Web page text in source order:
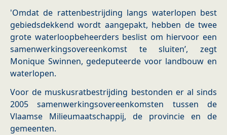
'Omdat de rattenbestrijding langs waterlopen best
gebiedsdekkend wordt aangepakt, hebben de twee
grote waterloopbeheerders beslist om hiervoor een
samenwerkingsovereenkomst te sluiten’, zegt
Monique Swinnen, gedeputeerde voor landbouw en
waterlopen.
Voor de muskusratbestrijding bestonden er al sinds
2005 samenwerkingsovereenkomsten tussen de
Vlaamse Milieumaatschappij, de provincie en de
gemeenten.